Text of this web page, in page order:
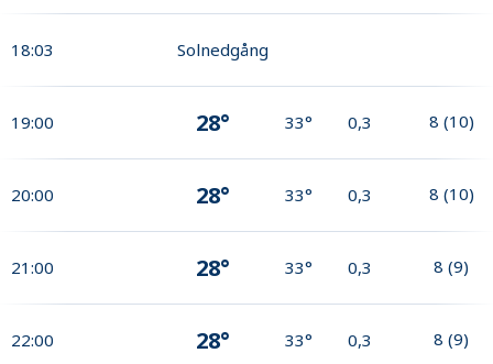
18:03 Solnedgång
19:00 28° 33° 0,3 8 (10)
20:00 28° 33° 0,3 8 (10)
21:00 28° 33° 0,3 8 (9)
22:00 28° 33° 0,3 8 (9)